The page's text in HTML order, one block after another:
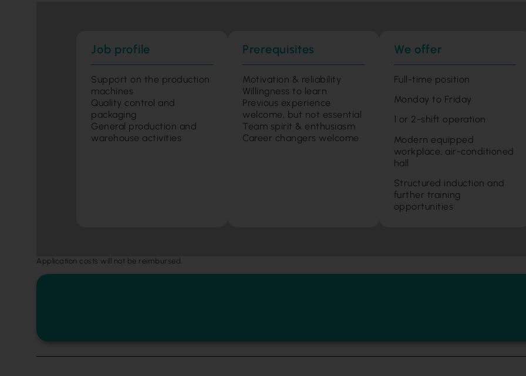
Job profile
Support on the production
machines
Quality control and
packaging
General production and
warehouse activities
Prerequisites
Motivation & reliability
Willingness to learn
Previous experience
welcome, but not essential
Team spirit & enthusiasm
Career changers welcome
We offer
Full-time position
Monday to Friday
1 or 2-shift operation
Modern equipped
workplace, air-conditioned
hall
Structured induction and
further training
opportunities
Application costs will not be reimbursed.